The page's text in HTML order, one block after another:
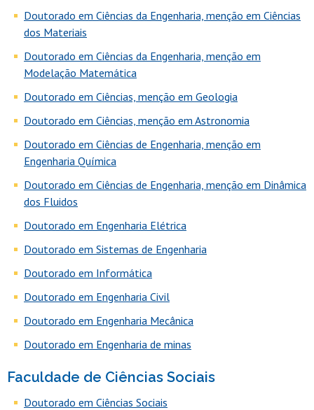
Doutorado em Ciências da Engenharia, menção em Ciências
dos Materiais
Doutorado em Ciências da Engenharia, menção em
Modelação Matemática
Doutorado em Ciências, menção em Geologia
Doutorado em Ciências, menção em Astronomia
Doutorado em Ciências de Engenharia, menção em
Engenharia Química
Doutorado em Ciências de Engenharia, menção em Dinâmica
dos Fluidos
Doutorado em Engenharia Elétrica
Doutorado em Sistemas de Engenharia
Doutorado em Informática
Doutorado em Engenharia Civil
Doutorado em Engenharia Mecânica
Doutorado em Engenharia de minas
Faculdade de Ciências Sociais
Doutorado em Ciências Sociais